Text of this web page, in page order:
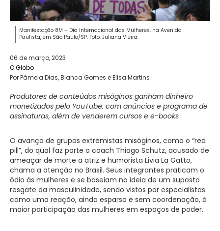
Manifestação 8M – Dia Internacional das Mulheres, na Avenida
Paulista, em São Paulo/SP. Foto: Juliana Vieira
06 de março, 2023
O Globo
Por Pâmela Dias, Bianca Gomes e Elisa Martins
Produtores de conteúdos misóginos ganham dinheiro
monetizados pelo YouTube, com anúncios e programa de
assinaturas, além de venderem cursos e e-books
O avanço de grupos extremistas misóginos, como o “red
pill”, do qual faz parte o coach Thiago Schutz, acusado de
ameaçar de morte a atriz e humorista Livia La Gatto,
chama a atenção no Brasil. Seus integrantes praticam o
ódio às mulheres e se baseiam na ideia de um suposto
resgate da masculinidade, sendo vistos por especialistas
como uma reação, ainda esparsa e sem coordenação, à
maior participação das mulheres em espaços de poder.